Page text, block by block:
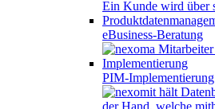
eBusiness-Beratung
PIM-Implementierung